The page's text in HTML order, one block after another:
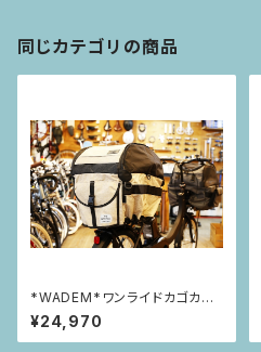
同じカテゴリの商品
*WADEM*ワンライドカゴカバ
ー【リア】
¥24,970